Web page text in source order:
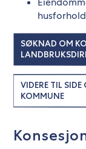
husforhold
SØKNAD OM
VIDERE TIL SIDE
KOMMUNE